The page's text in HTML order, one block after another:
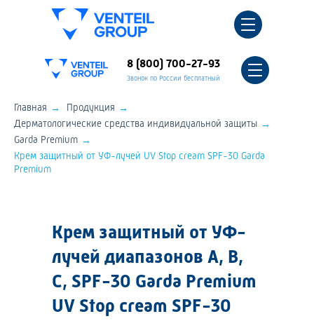
8 (800) 700-27-93
Звонок по России бесплатный
Главная → Продукция →
Дерматологические средства индивидуальной защиты →
Garda Premium →
Крем защитный от УФ-лучей UV Stop cream SPF-30 Garda
Premium
Крем защитный от УФ-
лучей диапазонов A, B,
C, SPF-30 Garda Premium
UV Stop cream SPF-30